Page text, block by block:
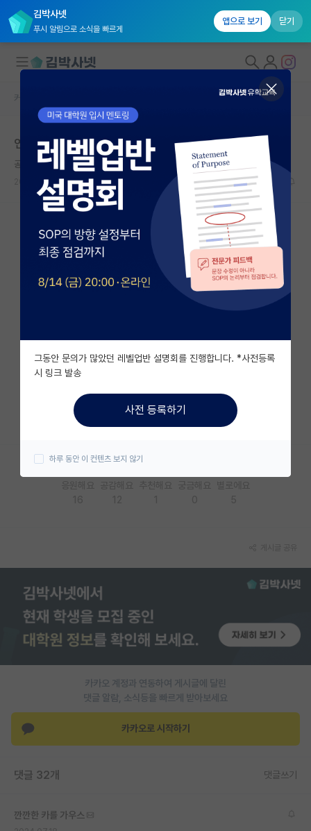
김박사넷
푸시 알림으로 소식을 빠르게
앱으로 보기 닫기
대학원생 모집
국내대학원 정보
연구실&오픈랩
커뮤니티
커뮤니티 홈
전체글보기
베스트 게시판
자유 게시판(아무개랩)
미국 유학 게시판
미국 대학원 합격 후기 게시판
대학원생 모집 게시판
연구실(PI) 홍보 게시판
취업 게시판
임용 후기 게시판
PI 전용 게시판
특수/전문대학원 게시판
학술 정보 게시판
홍보 게시판
커뮤니티 홈
연구 안하시는 교수님들 개편좀 했으면 하네요
공허한 미셸 푸코
2024.07.18 32 9389
카카오 계정과 연동하여 게시글에 달린
댓글 알람, 소식등을 빠르게 받아보세요
카카오로 시작하기
댓글 32개 댓글쓰기
깐깐한 카를 가우스
그동안 문의가 많았던 레벨업반 설명회를 진행합니다. *사전등록
시 링크 발송
사전 등록하기
하루 동안 이 컨텐츠 보지 않기